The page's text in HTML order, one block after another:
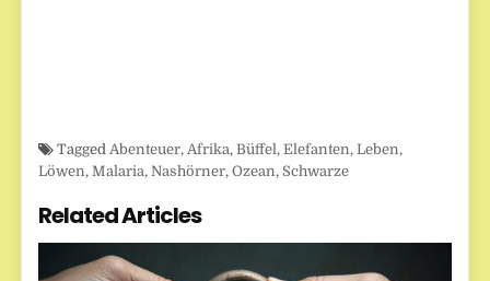
TaggedAbenteuer,Afrika,Büffel,Elefanten,Leben,
Löwen,Malaria,Nashörner,Ozean, Schwarze
Related Articles